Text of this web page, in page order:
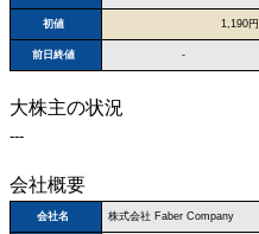
初値 1,190円
前日終値 -
大株主の状況
---
会社概要
会社名 株式会社 Faber Company